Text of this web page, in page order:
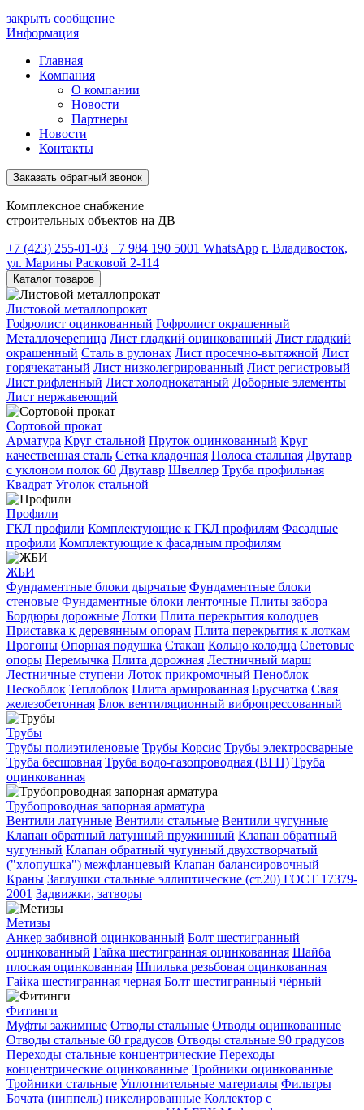
закрыть сообщение
Информация
Главная
Компания
О компании
Новости
Партнеры
Новости
Контакты
Заказать обратный звонок
Комплексное снабжение
строительных объектов на ДВ
+7 (423) 255-01-03 +7 984 190 5001 WhatsApp г. Владивосток,
ул. Марины Расковой 2-114
Каталог товаров
Листовой металлопрокат
Гофролист оцинкованный Гофролист окрашенный
Металлочерепица Лист гладкий оцинкованный Лист гладкий
окрашенный Сталь в рулонах Лист просечно-вытяжной Лист
горячекатаный Лист низколегрированный Лист регистровый
Лист рифленный Лист холоднокатаный Доборные элементы
Лист нержавеющий
Сортовой прокат
Арматура Круг стальной Пруток оцинкованный Круг
качественная сталь Сетка кладочная Полоса стальная Двутавр
с уклоном полок 60 Двутавр Швеллер Труба профильная
Квадрат Уголок стальной
Профили
ГКЛ профили Комплектующие к ГКЛ профилям Фасадные
профили Комплектующие к фасадным профилям
ЖБИ
Фундаментные блоки дырчатые Фундаментные блоки
стеновые Фундаментные блоки ленточные Плиты забора
Бордюры дорожные Лотки Плита перекрытия колодцев
Приставка к деревянным опорам Плита перекрытия к лоткам
Прогоны Опорная подушка Стакан Кольцо колодца Световые
опоры Перемычка Плита дорожная Лестничный марш
Лестничные ступени Лоток прикромочный Пеноблок
Пескоблок Теплоблок Плита армированная Брусчатка Свая
железобетонная Блок вентиляционный вибропрессованный
Трубы
Трубы полиэтиленовые Трубы Корсис Трубы электросварные
Труба бесшовная Труба водо-газопроводная (ВГП) Труба
оцинкованная
Трубопроводная запорная арматура
Вентили латунные Вентили стальные Вентили чугунные
Клапан обратный латунный пружинный Клапан обратный
чугунный Клапан обратный чугунный двухстворчатый
("хлопушка") межфланцевый Клапан балансировочный
Краны Заглушки стальные эллиптические (ст.20) ГОСТ 17379-
2001 Задвижки, затворы
Метизы
Анкер забивной оцинкованный Болт шестигранный
оцинкованный Гайка шестигранная оцинкованная Шайба
плоская оцинкованная Шпилька резьбовая оцинкованная
Гайка шестигранная черная Болт шестигранный чёрный
Фитинги
Муфты зажимные Отводы стальные Отводы оцинкованные
Отводы стальные 60 градусов Отводы стальные 90 градусов
Переходы стальные концентрические Переходы
концентрические оцинкованные Тройники оцинкованные
Тройники стальные Уплотнительные материалы Фильтры
Бочата (ниппель) никелированные Коллектор с